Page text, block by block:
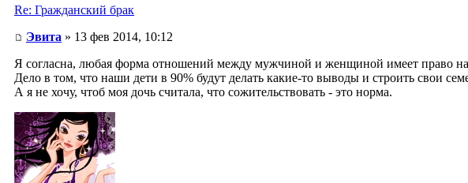
Re: Гражданский брак
Эвита » 13 фев 2014, 10:12
Я согласна, любая форма отношений между мужчиной и женщиной имеет право
Дело в том, что наши дети в 90% будут делать какие-то выводы и строить свои
А я не хочу, чтоб моя дочь считала, что сожительствовать - это норма.